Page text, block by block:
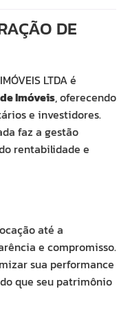
DE
LTDA é
Imóveis, oferecendo
e investidores.
faz a gestão
rentabilidade e
até a
e compromisso.
sua performance
que seu patrimônio